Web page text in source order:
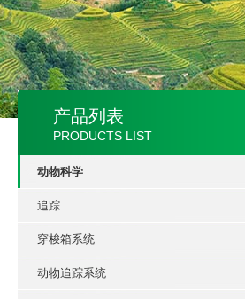
产品列表
PRODUCTS LIST
动物科学
追踪
穿梭箱系统
动物追踪系统